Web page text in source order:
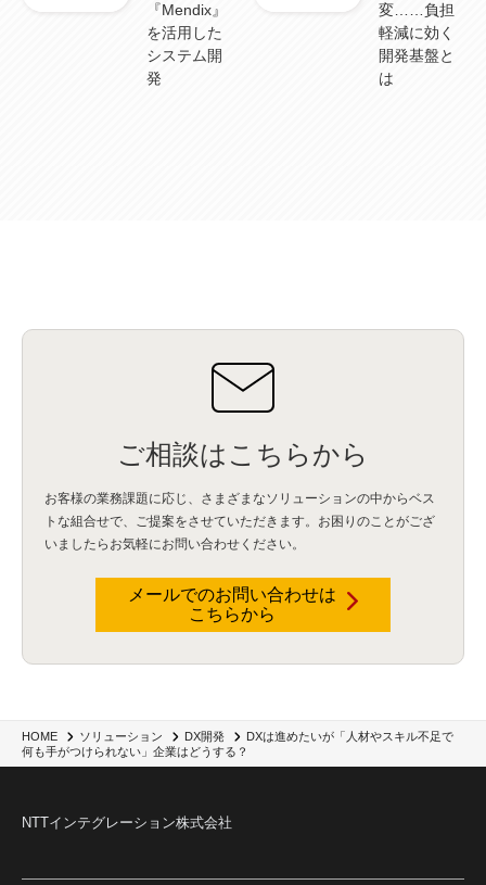
HOME ソリューション DX開発
DXは進めたいが「人材やスキル不足で
何も手がつけられない」企業はどうする？
『Mendix』
を活用した
システム開
発
変……負担
軽減に効く
開発基盤と
は
ご相談はこちらから
お客様の業務課題に応じ、さまざまなソリューションの中からベス
トな組合せで、 ご提案をさせていただきます。お困りのことがござ
いましたらお気軽にお問い合わせください。
メールでのお問い合わせは
こちらから
NTTインテグレーション株式会社